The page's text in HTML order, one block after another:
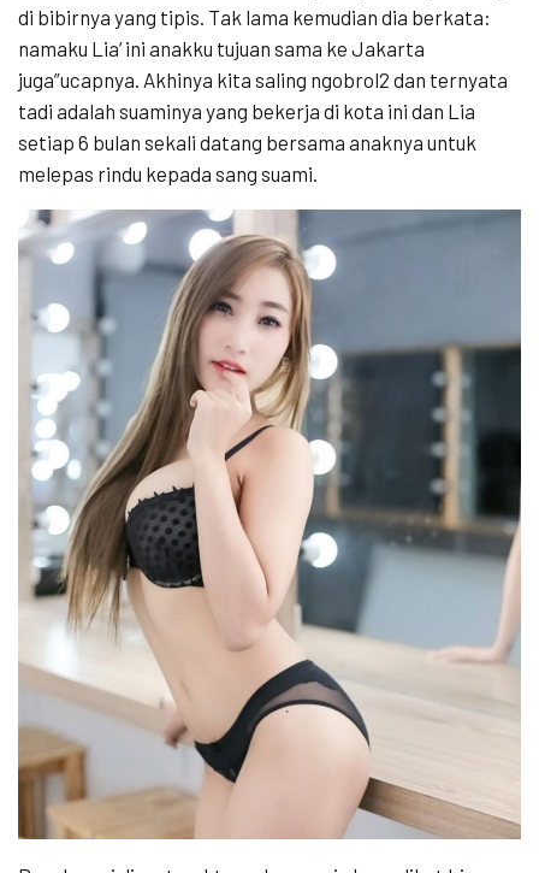
di bibirnya yang tipis. Tak lama kemudian dia berkata:
namaku Lia’ ini anakku tujuan sama ke Jakarta
juga”ucapnya. Akhinya kita saling ngobrol2 dan ternyata
tadi adalah suaminya yang bekerja di kota ini dan Lia
setiap 6 bulan sekali datang bersama anaknya untuk
melepas rindu kepada sang suami.